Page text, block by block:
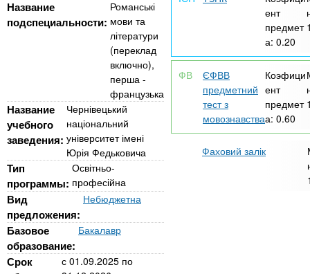
s
i
n
f
o
в
и
й
За рубежом
Название
подспециальности:
Романські
мови та
літератури
(переклад
включно),
перша -
французька
Название
учебного
заведения:
Чернівецький
національний
університет імені
Юрія Федьковича
Тип
программы:
Освітньо-
професійна
Вид
предложения:
Небюджетна
Базовое
образование:
Бакалавр
Срок
с 01.09.2025 по
ент
предмет
а: 0.20
ЄФВВ
предметний
тест з
мовознавства
Коэфици
ент
предмет
а: 0.60
Фаховий залік